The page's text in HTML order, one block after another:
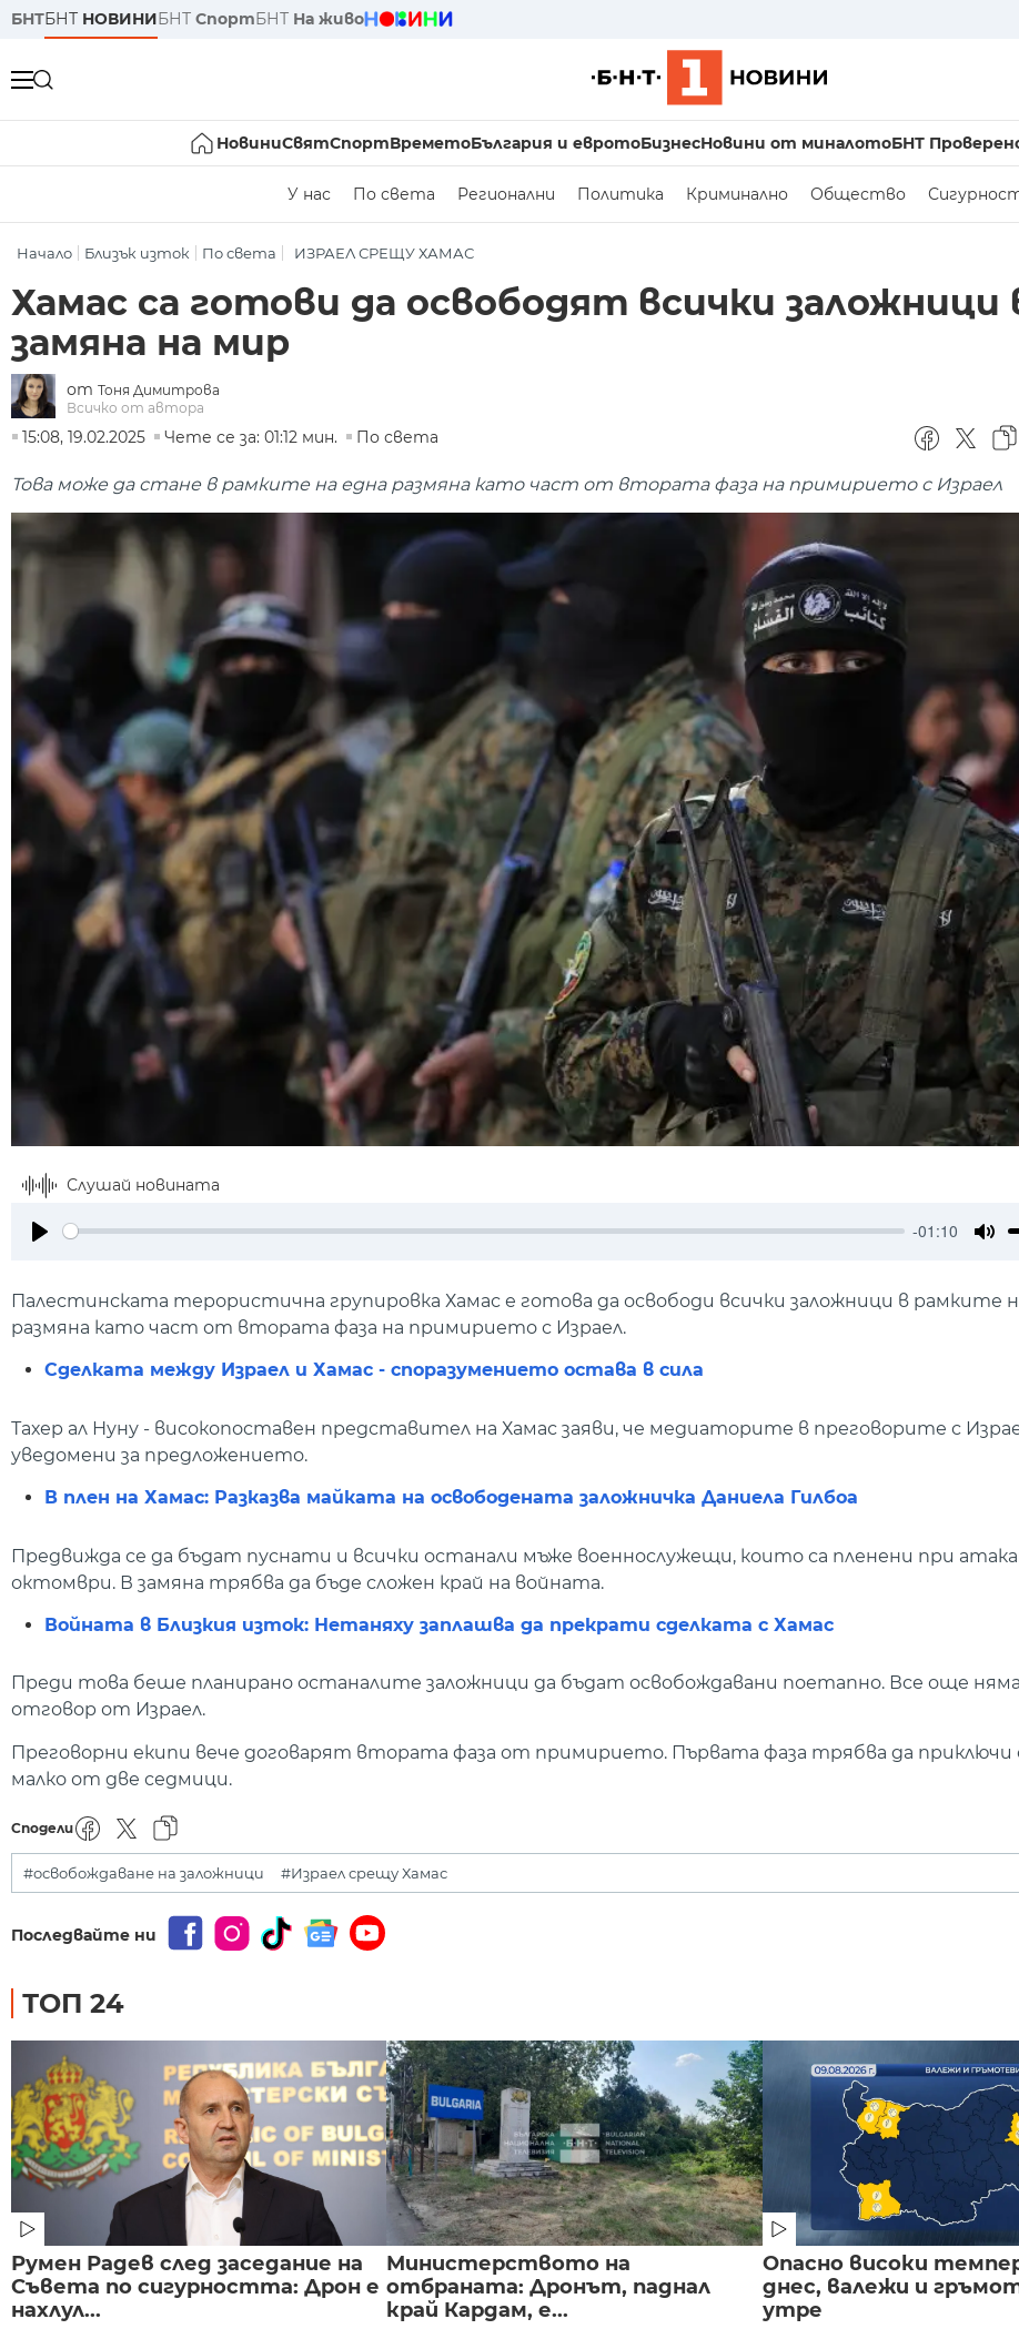
БНТБНТ НОВИНИБНТ СпортБНТ На живо
НовиниСвятСпортВреметоБългария и евротоБизнесНовини от миналотоБНТ
У нас По света Регионални Политика Криминално Общество
Начало Близък изток По света ИЗРАЕЛ СРЕЩУ ХАМАС
Хамас са готови да освободят всички заложници
замяна на мир
от Тоня Димитрова
Всичко от автора
15:08, 19.02.2025
Чете се за: 01:12 мин. По света
Това може да стане в рамките на една размяна като част от втората фаза на примирието с Израел
Слушай новината
-01:10
Палестинската терористична групировка Хамас е готова да освободи всички заложници в рамките
размяна като част от втората фаза на примирието с Израел.
Сделката между Израел и Хамас - споразумението остава в сила
Тахер ал Нуну - високопоставен представител на Хамас заяви, че медиаторите в преговорите с
уведомени за предложението.
В плен на Хамас: Разказва майката на освободената заложничка Даниела Гилбоа
Предвижда се да бъдат пуснати и всички останали мъже военнослужещи, които са пленени при
октомври. В замяна трябва да бъде сложен край на войната.
Войната в Близкия изток: Нетаняху заплашва да прекрати сделката с Хамас
Преди това беше планирано останалите заложници да бъдат освобождавани поетапно. Все още
отговор от Израел.
Преговорни екипи вече договарят втората фаза от примирието. Първата фаза трябва да приключи
малко от две седмици.
Сподели
#освобождаване на заложници #Израел срещу Хамас
Последвайте ни
ТОП 24
Румен Радев след заседание на
Съвета по сигурността: Дрон е
нахлул...
Министерството на
отбраната: Дронът, паднал
край Кардам, е...
Опасно високи
днес, валежи и
утре